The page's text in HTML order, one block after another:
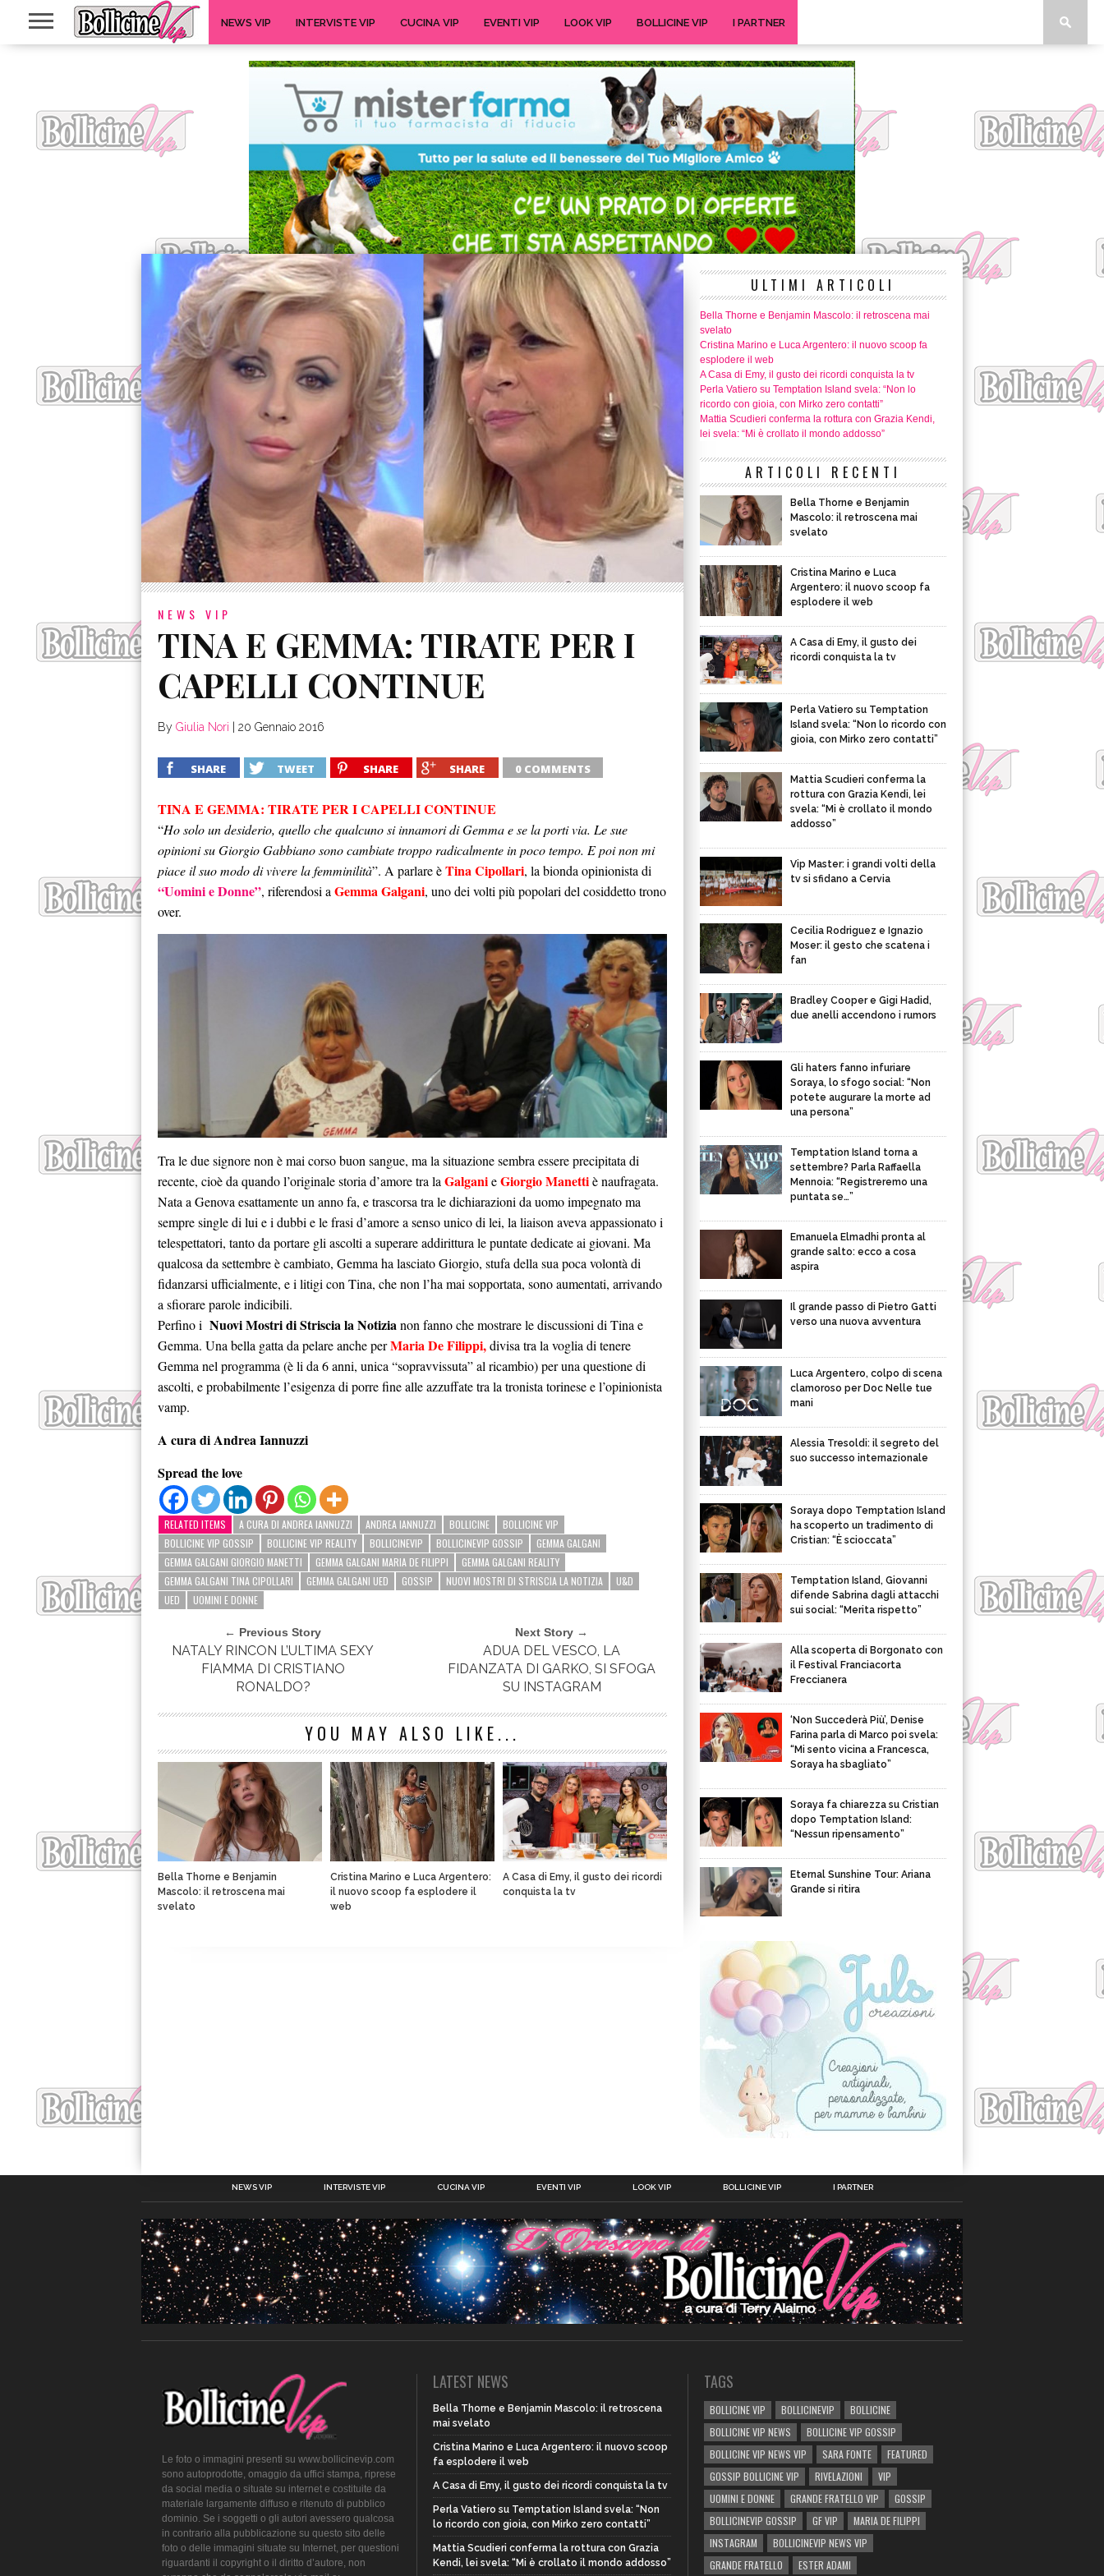
NEWS VIP INTERVISTE VIP CUCINA VIP EVENTI VIP LOOK VIP BOLLICINE VIP I PARTNER
NEWS VIP
TINA E GEMMA: TIRATE PER I
CAPELLI CONTINUE
By Giulia Nori 20 Gennaio 2016
SHARE TWEET SHARE SHARE 0 COMMENTS
TINA E GEMMA: TIRATE PER I CAPELLI CONTINUE
“Ho solo un desiderio, quello che qualcuno si innamori di Gemma e se la porti via. Le sue
opinioni su Giorgio Gabbiano sono cambiate troppo radicalmente in poco tempo. E poi non mi
piace il suo modo di vivere la femminilità”. A parlare èTina Cipollari, la bionda opinionista di
“Uomini e Donne”, riferendosi a Gemma Galgani, uno dei volti più popolari del cosiddetto trono
over.
Tra le due signore non è mai corso buon sangue, ma la situazione sembra essere precipitata di
recente, cioè da quando l’originale storia d’amore tra la GalganieGiorgio Manettiè naufragata.
Nata a Genova esattamente un anno fa, e trascorsa tra le dichiarazioni da uomo impegnato ma
sempre single di lui e i dubbi e le frasi d’amore a senso unico di lei, la liaison aveva appassionato i
telespettatori, tanto da portare gli ascolti a superare addirittura le puntate dedicate ai giovani. Ma
qualcosa da settembre è cambiato, Gemma ha lasciato Giorgio, stufa della sua poca volontà di
fidanzarsi ufficialmente, e i litigi con Tina, che non l’ha mai sopportata, sono aumentati, arrivando
a sfiorare parole indicibili.
Perfino i Nuovi Mostri di Striscia la Notizianon fanno che mostrare le discussioni di Tina e
Gemma. Una bella gatta da pelare anche perMaria De Filippi,divisa tra la voglia di tenere
Gemma nel programma (è li da 6 anni, unica “sopravvissuta” al ricambio) per una questione di
ascolti, e probabilmente l’esigenza di porre fine alle azzuffate tra la tronista torinese e l’opinionista
vamp.
A cura di Andrea Iannuzzi
Spread the love
RELATED ITEMS A CURA DI ANDREA IANNUZZI ANDREA IANNUZZI BOLLICINE
BOLLICINE VIP
BOLLICINE VIP GOSSIP
BOLLICINE VIP REALITY BOLLICINEVIP BOLLICINEVIP GOSSIP
GEMMA GALGANI
GEMMA GALGANI GIORGIO MANETTI
GEMMA GALGANI MARIA DE FILIPPI
GEMMA GALGANI REALITY
GEMMA GALGANI TINA CIPOLLARI
GEMMA GALGANI UED GOSSIP NUOVI MOSTRI DI STRISCIA LA NOTIZIA
U&D
UED
UOMINI E DONNE
← Previous Story
NATALY RINCON L’ULTIMA SEXY
FIAMMA DI CRISTIANO
RONALDO?
Next Story →
ADUA DEL VESCO, LA
FIDANZATA DI GARKO, SI SFOGA
SU INSTAGRAM
YOU MAY ALSO LIKE...
Bella Thorne e Benjamin
Mascolo: il retroscena mai
svelato
Cristina Marino e Luca Argentero:
il nuovo scoop fa esplodere il
web
A Casa di Emy, il gusto dei ricordi
conquista la tv
ULTIMI ARTICOLI
Bella Thorne e Benjamin Mascolo: il retroscena mai
svelato
Cristina Marino e Luca Argentero: il nuovo scoop fa
esplodere il web
A Casa di Emy, il gusto dei ricordi conquista la tv
Perla Vatiero su Temptation Island svela: “Non lo
ricordo con gioia, con Mirko zero contatti”
Mattia Scudieri conferma la rottura con Grazia Kendi,
lei svela: “Mi è crollato il mondo addosso”
ARTICOLI RECENTI
Bella Thorne e Benjamin
Mascolo: il retroscena mai
svelato
Cristina Marino e Luca
Argentero: il nuovo scoop fa
esplodere il web
A Casa di Emy, il gusto dei
ricordi conquista la tv
Perla Vatiero su Temptation
Island svela: “Non lo ricordo con
gioia, con Mirko zero contatti”
Mattia Scudieri conferma la
rottura con Grazia Kendi, lei
svela: “Mi è crollato il mondo
addosso”
Vip Master: i grandi volti della
tv si sfidano a Cervia
Cecilia Rodriguez e Ignazio
Moser: il gesto che scatena i
fan
Bradley Cooper e Gigi Hadid,
due anelli accendono i rumors
Gli haters fanno infuriare
Soraya, lo sfogo social: “Non
potete augurare la morte ad
una persona”
Temptation Island torna a
settembre? Parla Raffaella
Mennoia: “Registreremo una
puntata se…”
Emanuela Elmadhi pronta al
grande salto: ecco a cosa
aspira
Il grande passo di Pietro Gatti
verso una nuova avventura
Luca Argentero, colpo di scena
clamoroso per Doc Nelle tue
mani
Alessia Tresoldi: il segreto del
suo successo internazionale
Soraya dopo Temptation Island
ha scoperto un tradimento di
Cristian: “È scioccata”
Temptation Island, Giovanni
difende Sabrina dagli attacchi
sui social: “Merita rispetto”
Alla scoperta di Borgonato con
il Festival Franciacorta
Freccianera
‘Non Succederà Più’, Denise
Farina parla di Marco poi svela:
“Mi sento vicina a Francesca,
Soraya ha sbagliato”
Soraya fa chiarezza su Cristian
dopo Temptation Island:
“Nessun ripensamento”
Eternal Sunshine Tour: Ariana
Grande si ritira
NEWS VIP INTERVISTE VIP CUCINA VIP EVENTI VIP LOOK VIP BOLLICINE VIP I PARTNER
Le foto o immagini presenti su www.bollicinevip.com
sono autoprodotte, omaggio da uffici stampa, riprese
da social media o situate su internet e costituite da
materiale largamente diffuso e ritenuto di pubblico
dominio. Se i soggetti o gli autori avessero qualcosa
in contrario alla pubblicazione su questo sito delle
foto o delle immagini situate su Internet, per questioni
riguardanti il copyright o il diritto d’autore, non
LATEST NEWS
Bella Thorne e Benjamin Mascolo: il retroscena
mai svelato
Cristina Marino e Luca Argentero: il nuovo scoop
fa esplodere il web
A Casa di Emy, il gusto dei ricordi conquista la tv
Perla Vatiero su Temptation Island svela: “Non
lo ricordo con gioia, con Mirko zero contatti”
Mattia Scudieri conferma la rottura con Grazia
Kendi, lei svela: “Mi è crollato il mondo addosso”
TAGS
BOLLICINE VIP BOLLICINEVIP
BOLLICINE
BOLLICINE VIP NEWS
BOLLICINE VIP GOSSIP
BOLLICINE VIP NEWS VIP
SARA FONTE
FEATURED
GOSSIP BOLLICINE VIP
RIVELAZIONI
VIP
UOMINI E DONNE
GRANDE FRATELLO VIP
GOSSIP
BOLLICINEVIP GOSSIP
GF VIP
MARIA DE FILIPPI
INSTAGRAM
BOLLICINEVIP NEWS VIP
GRANDE FRATELLO
ESTER ADAMI